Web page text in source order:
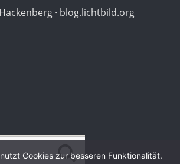
· blog.lichtbild.org
Cookies zur besseren Funktionalität.